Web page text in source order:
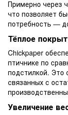
Примерно через
что позволяет
потребность —
Тёплое
Chickpaper
птичнике по
подстилкой. Это
связанных с
Увеличение